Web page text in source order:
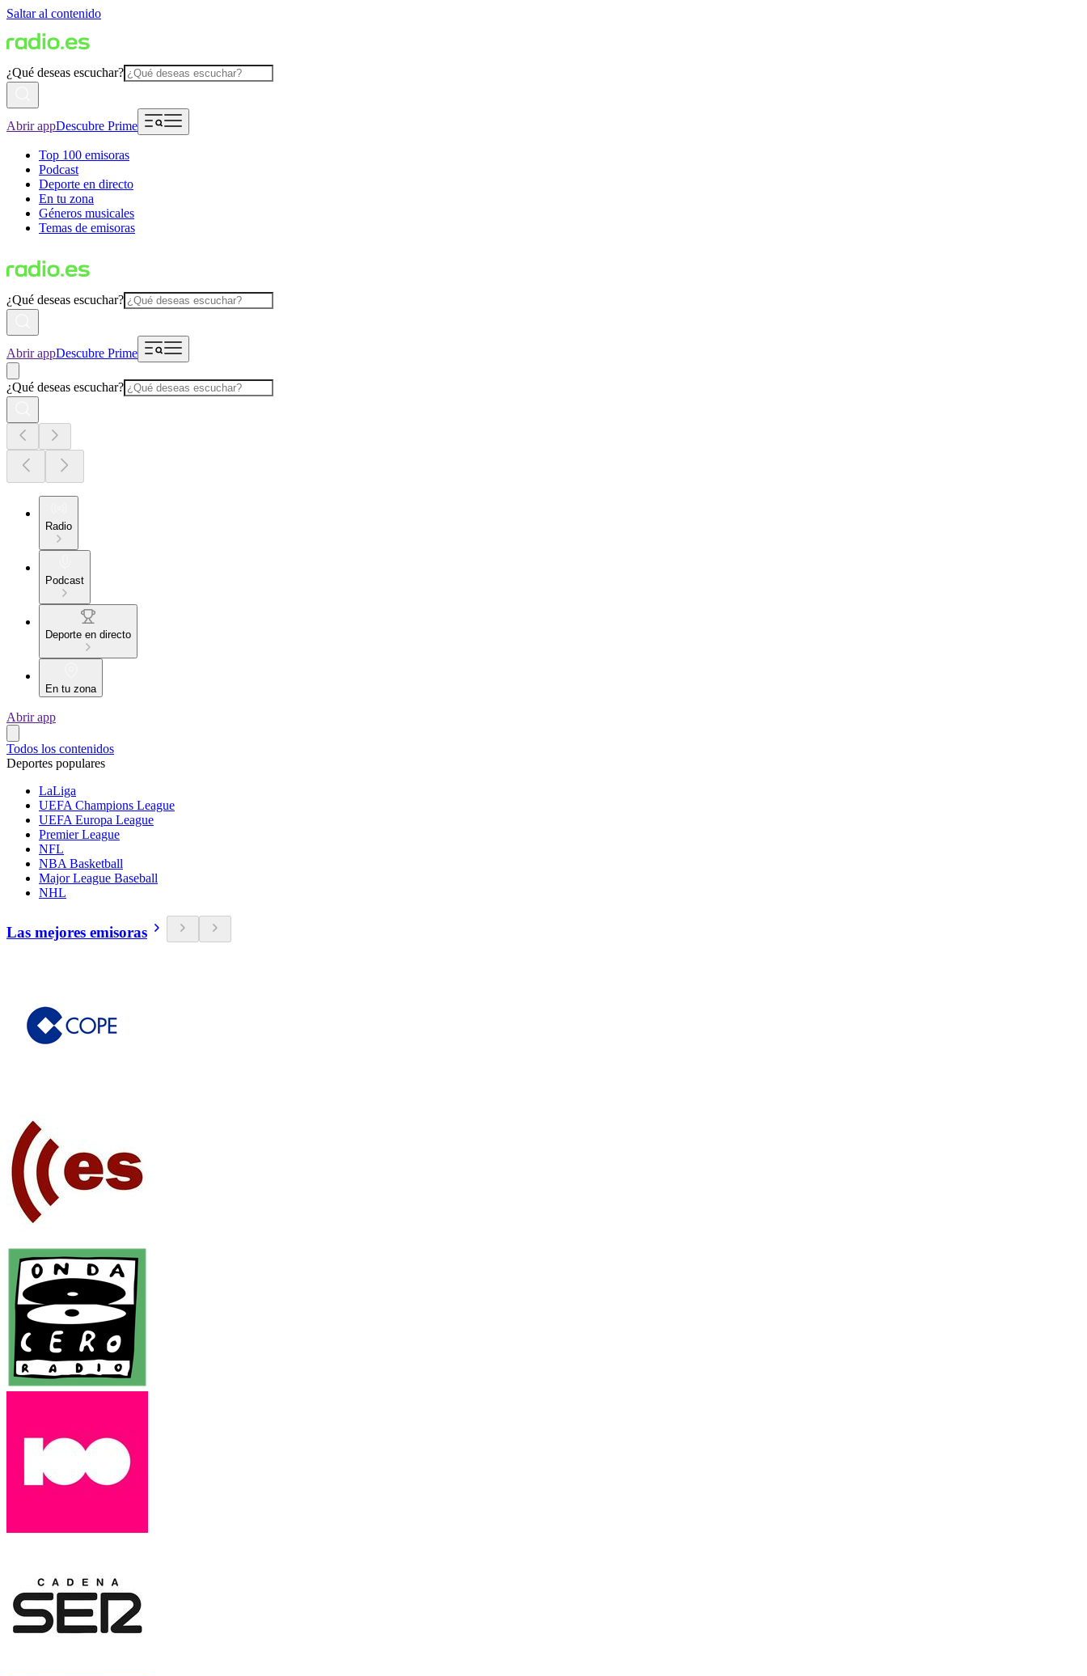
Saltar al contenido
¿Qué deseas escuchar?
Abrir appDescubre Prime
Top 100 emisoras
Podcast
Deporte en directo
En tu zona
Géneros musicales
Temas de emisoras
¿Qué deseas escuchar?
Abrir appDescubre Prime
¿Qué deseas escuchar?
Radio
Podcast
Deporte en directo
En tu zona
Abrir app
Todos los contenidos
Deportes populares
LaLiga
UEFA Champions League
UEFA Europa League
Premier League
NFL
NBA Basketball
Major League Baseball
NHL
Las mejores emisoras